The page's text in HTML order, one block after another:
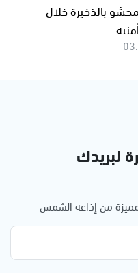
بالذخيرة خلال
لبريدك
مميزة من إذاعة الشمس